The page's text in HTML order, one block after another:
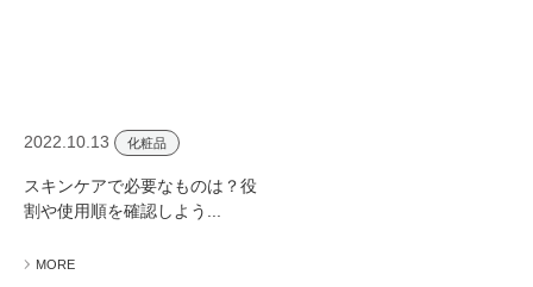
2022.10.13 化粧品
スキンケアで必要なものは？役
割や使用順を確認しよう...
MORE